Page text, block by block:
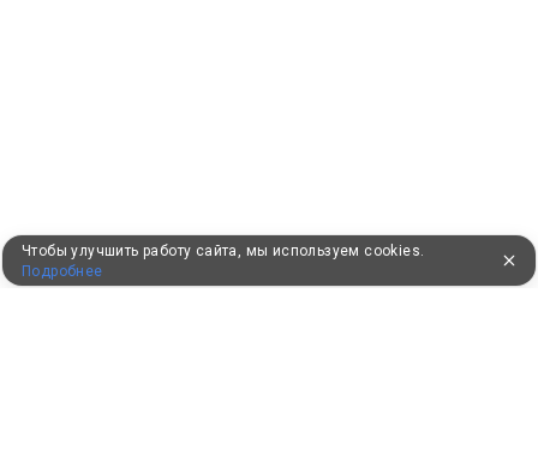
Чтобы улучшить работу сайта, мы используем cookies.
Подробнее